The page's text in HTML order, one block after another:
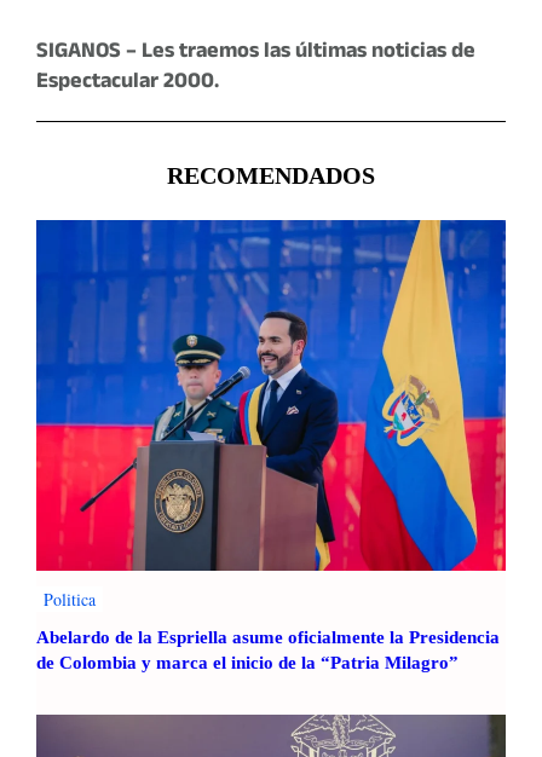
SIGANOS – Les traemos las últimas noticias de
Espectacular 2000.
RECOMENDADOS
Politica
Abelardo de la Espriella asume oficialmente la Presidencia
de Colombia y marca el inicio de la “Patria Milagro”